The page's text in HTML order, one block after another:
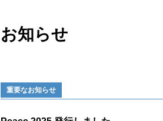
お知らせ
重要なお知らせ